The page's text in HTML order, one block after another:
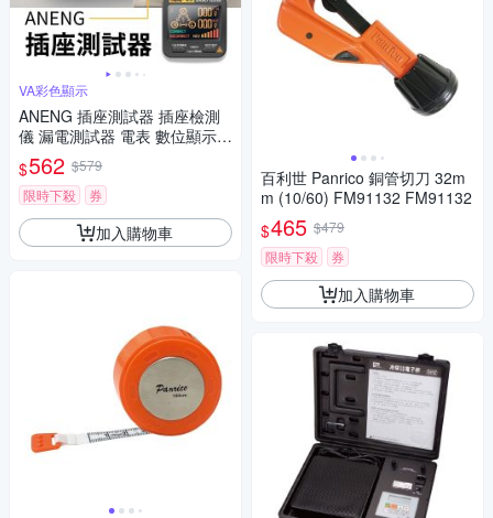
VA彩色顯示
ANENG 插座測試器 插座檢測
儀 漏電測試器 電表 數位顯示
工具
$562 $579
限時下殺
券
加入購物車
百利世 Panrico 銅管切刀 32m
m (10/60) FM91132 FM91132
$465 $479
限時下殺
券
加入購物車